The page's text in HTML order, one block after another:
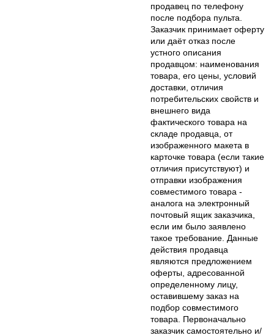
продавец по телефону
после подбора пульта.
Заказчик принимает оферту
или даёт отказ после
устного описания
продавцом: наименования
товара, его цены, условий
доставки, отличия
потребительских свойств и
внешнего вида
фактического товара на
складе продавца, от
изображенного макета в
карточке товара (если такие
отличия присутствуют) и
отправки изображения
совместимого товара -
аналога на электронный
почтовый ящик заказчика,
если им было заявлено
такое требование. Данные
действия продавца
являются предложением
оферты, адресованной
определенному лицу,
оставившему заказ на
подбор совместимого
товара. Первоначально
заказчик самостоятельно и/